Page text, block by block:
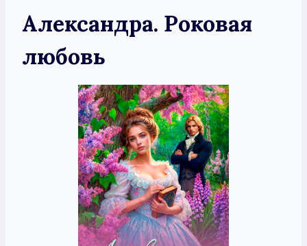
Александра. Роковая
любовь